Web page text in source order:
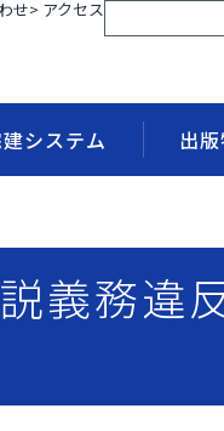
せ> アクセス
システム 出
義務違